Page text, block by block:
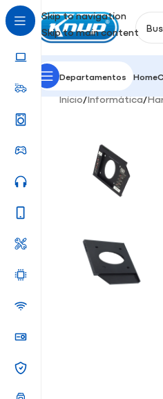
Skip to navigation
Skip to main content
Departamentos Home
Início/Informática/